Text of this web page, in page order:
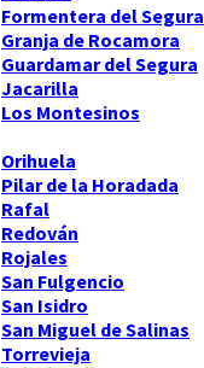
Formentera del Segura
Granja de Rocamora
Guardamar del Segura
Jacarilla
Los Montesinos
Orihuela
Pilar de la Horadada
Rafal
Redován
Rojales
San Fulgencio
San Isidro
San Miguel de Salinas
Torrevieja